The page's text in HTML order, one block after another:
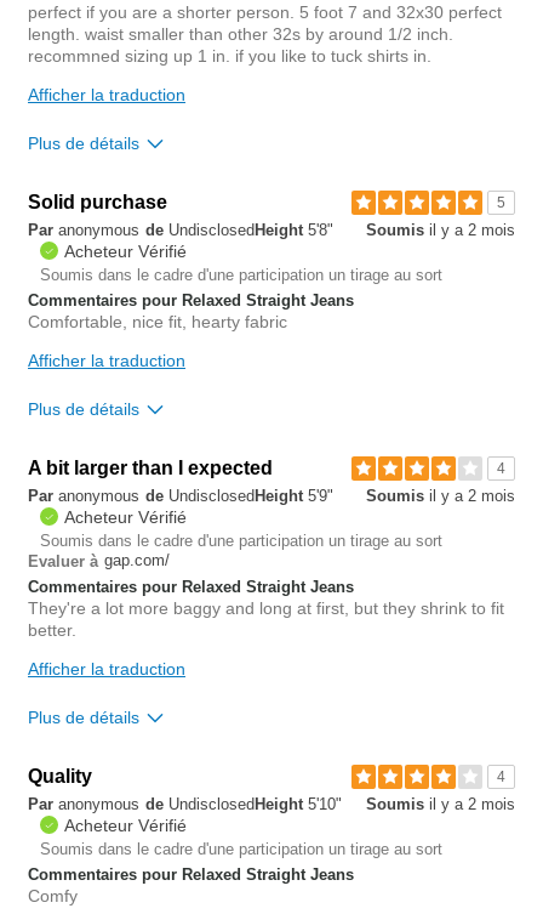
perfect if you are a shorter person. 5 foot 7 and 32x30 perfect
length. waist smaller than other 32s by around 1/2 inch.
recommned sizing up 1 in. if you like to tuck shirts in.
Afficher la traduction
Plus de détails
Overall size
small
Rise
lower
Waist
tight
Hips/Rear
Est-ce que cet avis est
utile?
0
Signaler un
avis
5
Solid purchase
Soumis il y a 2 mois
Par anonymous de Undisclosed Height 5'8"
Acheteur Vérifié
Soumis dans le cadre d'une participation un tirage au sort
Commentaires pour Relaxed Straight Jeans
Comfortable, nice fit, hearty fabric
Afficher la traduction
Plus de détails
Overall size
small
Est-ce que cet avis est
utile?
0
Signaler un
avis
4
A bit larger than I expected
Soumis il y a 2 mois
Par anonymous de Undisclosed Height 5'9"
Acheteur Vérifié
Soumis dans le cadre d'une participation un tirage au sort
Evaluer à gap.com/
Commentaires pour Relaxed Straight Jeans
They're a lot more baggy and long at first, but they shrink to fit
better.
Afficher la traduction
Plus de détails
Overall size
small
Est-ce que cet avis est
4
Quality
Soumis il y a 2 mois
Par anonymous de UndisclosedHeight 5'10"
Acheteur Vérifié
Soumis dans le cadre d'une participation un tirage au sort
Commentaires pour Relaxed Straight Jeans
Comfy